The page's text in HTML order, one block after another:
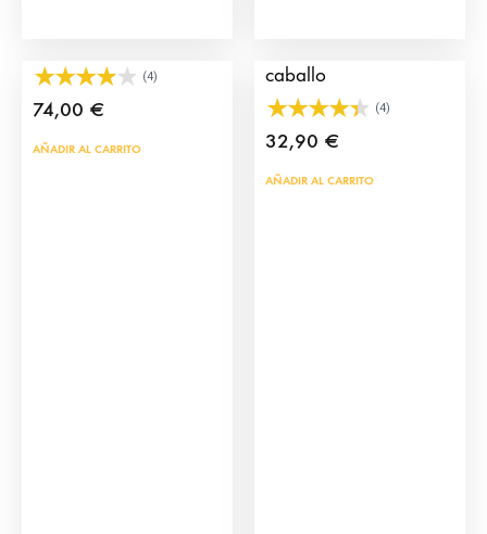
(4)
74,00 €
AÑADIR AL CARRITO
caballo
(4)
32,90 €
AÑADIR AL CARRITO